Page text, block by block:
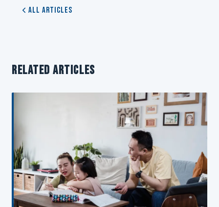
All Articles
RELATED ARTICLES